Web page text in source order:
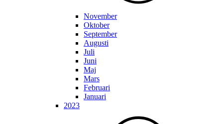
November
Oktober
September
Augusti
Juli
Juni
Maj
Mars
Februari
Januari
2023